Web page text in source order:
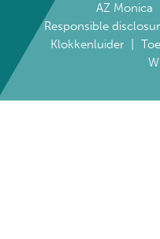
AZ Monica
Responsible
Klokkenluider